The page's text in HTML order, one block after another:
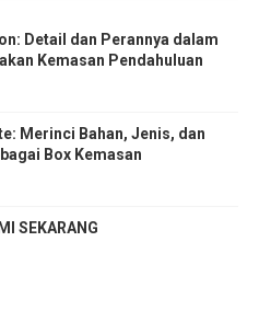
Detail dan Perannya dalam
Kemasan Pendahuluan
Merinci Bahan, Jenis, dan
Box Kemasan
SEKARANG